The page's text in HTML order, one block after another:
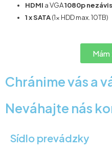
HDMI a VGA1080p
1 x SATA(1x HDD max. 10TB)
Mám
Chránime vás a
Neváhajte nás
Sídlo prevádzky